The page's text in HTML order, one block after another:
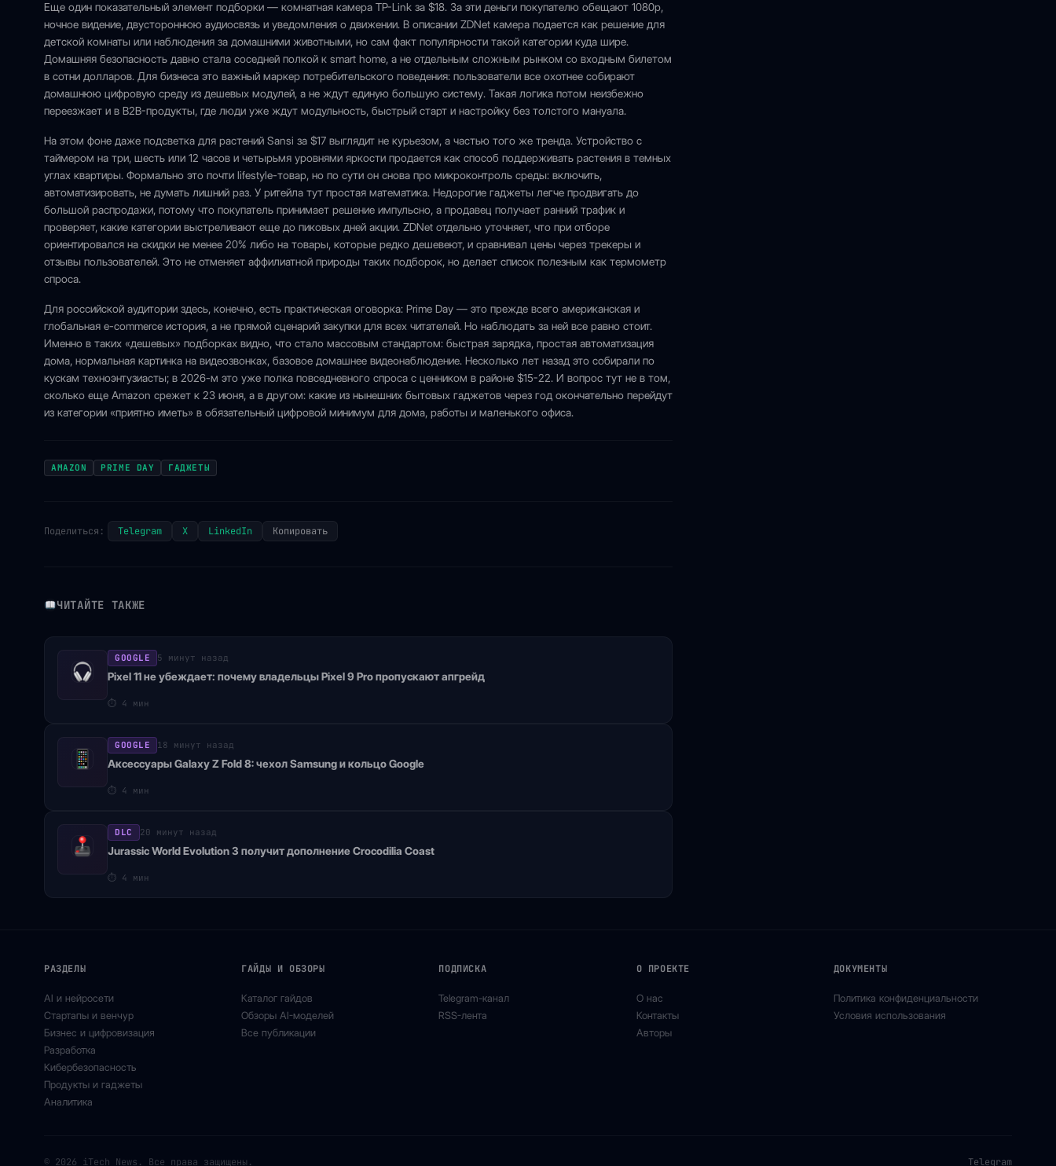
Еще один показательный элемент подборки — комнатная камера TP-Link за $18. За эти деньги покупателю обещают 1080p,
ночное видение, двустороннюю аудиосвязь и уведомления о движении. В описании ZDNet камера подается как решение для
детской комнаты или наблюдения за домашними животными, но сам факт популярности такой категории куда шире.
Домашняя безопасность давно стала соседней полкой к smart home, а не отдельным сложным рынком со входным билетом
в сотни долларов. Для бизнеса это важный маркер потребительского поведения: пользователи все охотнее собирают
домашнюю цифровую среду из дешевых модулей, а не ждут единую большую систему. Такая логика потом неизбежно
переезжает и в B2B-продукты, где люди уже ждут модульность, быстрый старт и настройку без толстого мануала.
На этом фоне даже подсветка для растений Sansi за $17 выглядит не курьезом, а частью того же тренда. Устройство с
таймером на три, шесть или 12 часов и четырьмя уровнями яркости продается как способ поддерживать растения в темных
углах квартиры. Формально это почти lifestyle-товар, но по сути он снова про микроконтроль среды: включить,
автоматизировать, не думать лишний раз. У ритейла тут простая математика. Недорогие гаджеты легче продвигать до
большой распродажи, потому что покупатель принимает решение импульсно, а продавец получает ранний трафик и
проверяет, какие категории выстреливают еще до пиковых дней акции. ZDNet отдельно уточняет, что при отборе
ориентировался на скидки не менее 20% либо на товары, которые редко дешевеют, и сравнивал цены через трекеры и
отзывы пользователей. Это не отменяет аффилиатной природы таких подборок, но делает список полезным как термометр
спроса.
Для российской аудитории здесь, конечно, есть практическая оговорка: Prime Day — это прежде всего американская и
глобальная e-commerce история, а не прямой сценарий закупки для всех читателей. Но наблюдать за ней все равно стоит.
Именно в таких «дешевых» подборках видно, что стало массовым стандартом: быстрая зарядка, простая автоматизация
дома, нормальная картинка на видеозвонках, базовое домашнее видеонаблюдение. Несколько лет назад это собирали по
кускам техноэнтузиасты; в 2026-м это уже полка повседневного спроса с ценником в районе $15-22. И вопрос тут не в том,
сколько еще Amazon срежет к 23 июня, а в другом: какие из нынешних бытовых гаджетов через год окончательно перейдут
из категории «приятно иметь» в обязательный цифровой минимум для дома, работы и маленького офиса.
AMAZON PRIME DAY ГАДЖЕТЫ
Поделиться: Telegram X LinkedIn Копировать
ЧИТАЙТЕ ТАКЖЕ
GOOGLE 5 минут назад
Pixel 11 не убеждает: почему владельцы Pixel 9 Pro пропускают апгрейд
⏱ 4 мин
GOOGLE 18 минут назад
Аксессуары Galaxy Z Fold 8: чехол Samsung и кольцо Google
⏱ 4 мин
DLC 20 минут назад
Jurassic World Evolution 3 получит дополнение Crocodilia Coast
⏱ 4 мин
РАЗДЕЛЫ
AI и нейросети
Стартапы и венчур
Бизнес и цифровизация
Разработка
Кибербезопасность
Продукты и гаджеты
Аналитика
ГАЙДЫ И ОБЗОРЫ
Каталог гайдов
Обзоры AI-моделей
Все публикации
ПОДПИСКА
Telegram-канал
RSS-лента
О ПРОЕКТЕ
О нас
Контакты
Авторы
ДОКУМЕНТЫ
Политика конфиденциальности
Условия использования
© 2026 iTech News. Все права защищены. Telegram